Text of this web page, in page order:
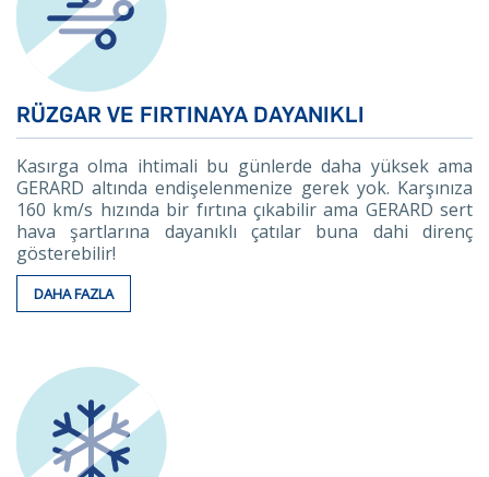
RÜZGAR VE FIRTINAYA DAYANIKLI
Kasırga olma ihtimali bu günlerde daha yüksek ama
GERARD altında endişelenmenize gerek yok. Karşınıza
160 km/s hızında bir fırtına çıkabilir ama GERARD sert
hava şartlarına dayanıklı çatılar buna dahi direnç
gösterebilir!
DAHA FAZLA